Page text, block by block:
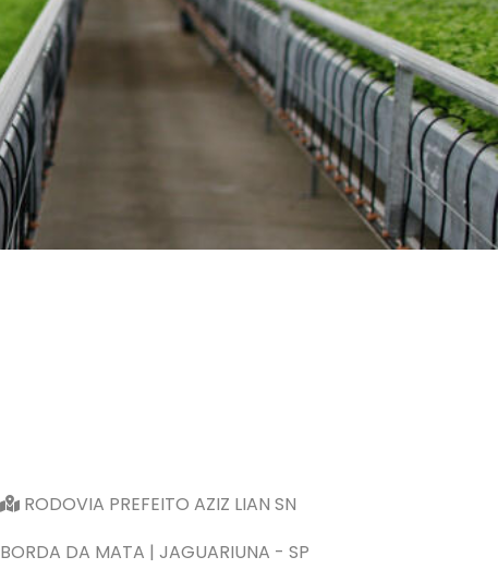
RODOVIA PREFEITO AZIZ LIAN SN
BORDA DA MATA | JAGUARIUNA - SP